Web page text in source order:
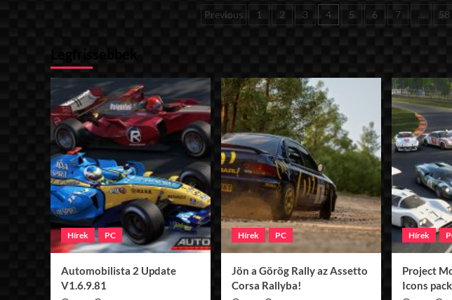
Bejegyzések
Previous 1 2 3 4 5 6 7 … 58
Hírek PC
Automobilista 2 Update
V1.6.9.81
Hírek PC
Jön a Görög Rally az Assetto
Corsa Rallyba!
Hírek
Project
Icons